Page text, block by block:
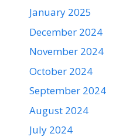
January 2025
December 2024
November 2024
October 2024
September 2024
August 2024
July 2024